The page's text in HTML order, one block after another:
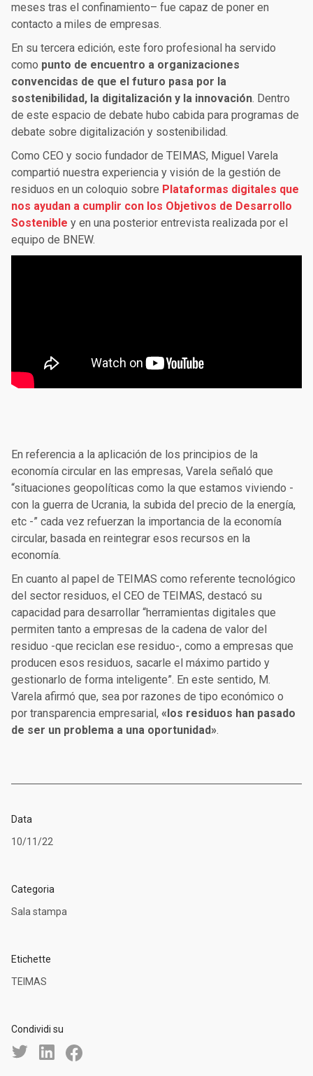
meses tras el confinamiento– fue capaz de poner en
contacto a miles de empresas.
En su tercera edición, este foro profesional ha servido
como punto de encuentro a organizaciones
convencidas de que el futuro pasa por la
sostenibilidad, la digitalización y la innovación. Dentro
de este espacio de debate hubo cabida para programas de
debate sobre digitalización y sostenibilidad.
Como CEO y socio fundador de TEIMAS, Miguel Varela
compartió nuestra experiencia y visión de la gestión de
residuos en un coloquio sobre Plataformas digitales que
nos ayudan a cumplir con los Objetivos de Desarrollo
Sostenible y en una posterior entrevista realizada por el
equipo de BNEW.
En referencia a la aplicación de los principios de la
economía circular en las empresas, Varela señaló que
“situaciones geopolíticas como la que estamos viviendo -
con la guerra de Ucrania, la subida del precio de la energía,
etc -” cada vez refuerzan la importancia de la economía
circular, basada en reintegrar esos recursos en la
economía.
En cuanto al papel de TEIMAS como referente tecnológico
del sector residuos, el CEO de TEIMAS, destacó su
capacidad para desarrollar “herramientas digitales que
permiten tanto a empresas de la cadena de valor del
residuo -que reciclan ese residuo-, como a empresas que
producen esos residuos, sacarle el máximo partido y
gestionarlo de forma inteligente”. En este sentido, M.
Varela afirmó que, sea por razones de tipo económico o
por transparencia empresarial, «los residuos han pasado
de ser un problema a una oportunidad».
Data
10/11/22
Categoria
Sala stampa
Etichette
TEIMAS
Condividi su